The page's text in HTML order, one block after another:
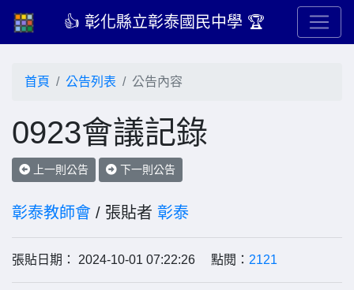
👍 彰化縣立彰泰國民中學 🏆
首頁 公告列表 公告內容
0923會議記錄
上一則公告 下一則公告
彰泰教師會 / 張貼者 彰泰
張貼日期： 2024-10-01 07:22:26 點閱： 2121